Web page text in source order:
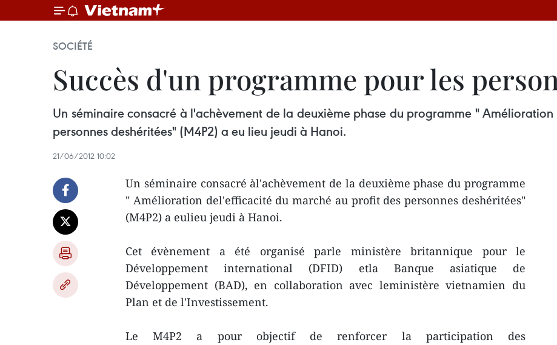
SOCIÉTÉ
Succès d'un programme pour les
Un séminaire consacré à l'achèvement de la deuxième phase du programme "
personnes deshéritées" (M4P2) a eu lieu jeudi à Hanoi.
21/06/2012 10:02
Un séminaire consacré àl'achèvement de la deuxième phase du programme
" Amélioration del'efficacité du marché au profit des personnes deshéritées"
(M4P2) a eulieu jeudi à Hanoi.
Cet évènement a été organisé parle ministère britannique pour le
Développement international (DFID) etla Banque asiatique de
Développement (BAD), en collaboration avec leministère vietnamien du
Plan et de l'Investissement.
Le M4P2 a pour objectif de renforcer la participation des